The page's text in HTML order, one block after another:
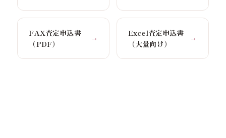
FAX査定申込書
（PDF）
→
Excel査定申込書
（大量向け）
→